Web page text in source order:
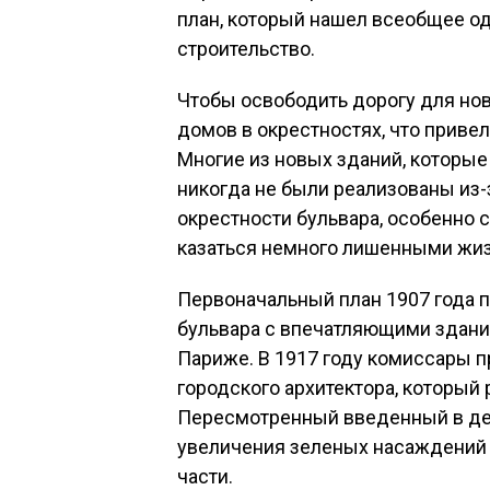
план, который нашел всеобщее
строительство.
Чтобы освободить дорогу для
домов в окрестностях, что
Многие из новых зданий,
никогда не были реализованы
окрестности бульвара, особенно
казаться немного лишенными
Первоначальный план 1907 года
бульвара с впечатляющими
Париже. В 1917 году комиссары
городского архитектора,
Пересмотренный введенный в
увеличения зеленых
части.